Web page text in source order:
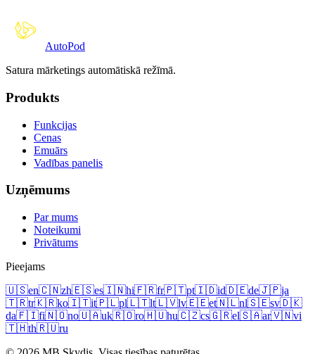
AutoPod
Satura mārketings automātiskā režīmā.
Produkts
Funkcijas
Cenas
Emuārs
Vadības panelis
Uzņēmums
Par mums
Noteikumi
Privātums
Pieejams
🇺🇸en🇨🇳zh🇪🇸es🇮🇳hi🇫🇷fr🇵🇹pt🇮🇩id🇩🇪de🇯🇵ja
🇹🇷tr🇰🇷ko🇮🇹it🇵🇱pl🇱🇹lt🇱🇻lv🇪🇪et🇳🇱nl🇸🇪sv🇩🇰
da🇫🇮fi🇳🇴no🇺🇦uk🇷🇴ro🇭🇺hu🇨🇿cs🇬🇷el🇸🇦ar🇻🇳vi
🇹🇭th🇷🇺ru